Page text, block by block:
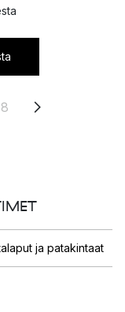
ja patakintaat